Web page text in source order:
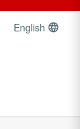
English